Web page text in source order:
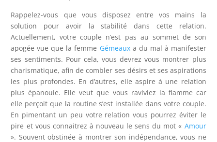
Rappelez-vous que vous disposez entre vos mains la
solution pour avoir la stabilité dans cette relation.
Actuellement, votre couple n’est pas au sommet de son
apogée vue que la femme Gémeauxa du mal à manifester
ses sentiments. Pour cela, vous devrez vous montrer plus
charismatique, afin de combler ses désirs et ses aspirations
les plus profondes. En d’autres, elle aspire à une relation
plus épanouie. Elle veut que vous raviviez la flamme car
elle perçoit que la routine s’est installée dans votre couple.
En pimentant un peu votre relation vous pourrez éviter le
pire et vous connaitrez à nouveau le sens du mot « Amour
». Souvent obstinée à montrer son indépendance, vous ne